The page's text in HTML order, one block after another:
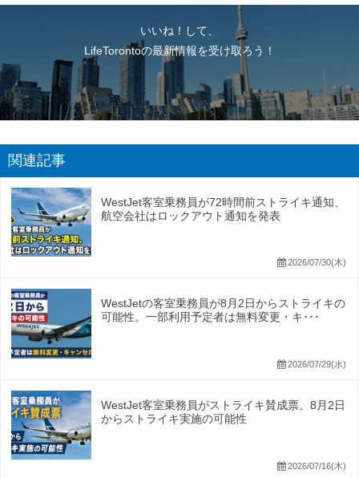
いいね！して、
LifeTorontoの最新情報を受け取ろう！
関連記事
WestJet客室乗務員が72時間前ストライキ通知、
航空会社はロックアウト通知を発表
2026/07/30(木)
WestJetの客室乗務員が8月2日からストライキの
可能性。一部利用予定者は無料変更・キ･･･
2026/07/29(水)
WestJet客室乗務員がストライキ賛成票。8月2日
からストライキ実施の可能性
2026/07/16(木)